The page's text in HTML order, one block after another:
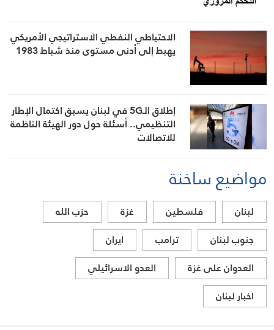
الاحتياطي النفطي الاستراتيجي الأمريكي
يهبط إلى أدنى مستوى منذ شباط 1983
إطلاق الـ5G في لبنان يسبق اكتمال الإطار
التنظيمي.. أسئلة حول دور الهيئة الناظمة
للاتصالات
مواضيع ساخنة
لبنان فلسطين غزة
حزب الله
جنوب لبنان
ترامب
ايران
العدوان على غزة
العدو الاسرائيلي
اخبار لبنان